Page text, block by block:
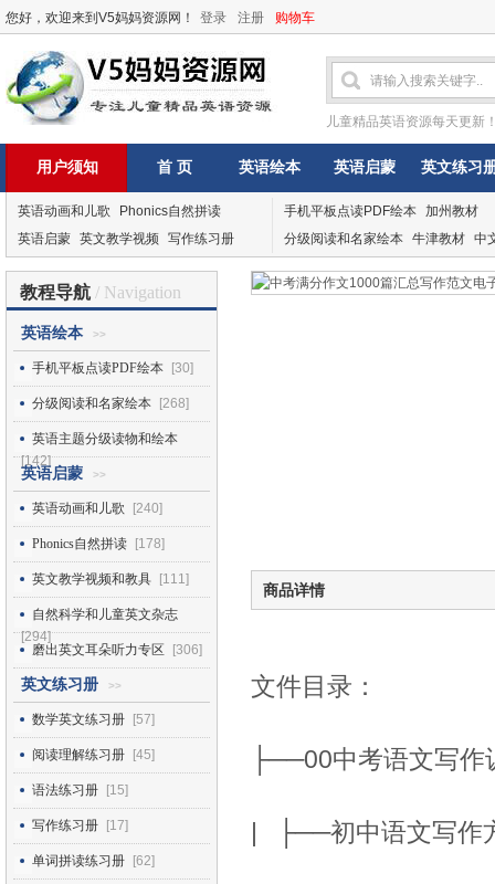
您好，欢迎来到V5妈妈资源网！ 登录 注册 购物车
儿童精品英语资源每天更新
用户须知 首 页 英语绘本 英语启蒙 英文练习
英语动画和儿歌
Phonics自然拼读
英语启蒙 英文教学视频 写作练习册
手机平板点读PDF绘本 加州教材
分级阅读和名家绘本 牛津教材 中
教程导航 / Navigation
英语绘本 >>
手机平板点读PDF绘本 [30]
分级阅读和名家绘本 [268]
英语主题分级读物和绘本
[142]
英语启蒙 >>
英语动画和儿歌 [240]
Phonics自然拼读 [178]
英文教学视频和教具 [111]
自然科学和儿童英文杂志
[294]
磨出英文耳朵听力专区
[306]
英文练习册 >>
数学英文练习册 [57]
阅读理解练习册 [45]
语法练习册 [15]
写作练习册 [17]
单词拼读练习册 [62]
商品详情
文件目录：
├──00中考语文写
| ├──初中语文写作